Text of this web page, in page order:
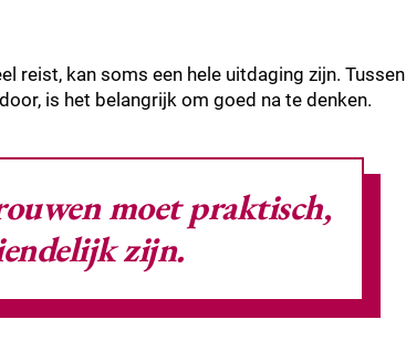
reist, kan soms een hele uitdaging zijn. Tussen
is het belangrijk om goed na te denken.
moet praktisch,
zijn.